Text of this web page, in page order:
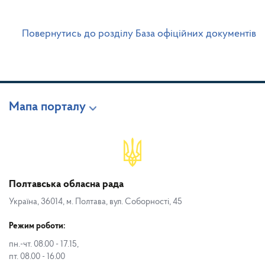
Повернутись до розділу База офіційних документів
Мапа порталу
Полтавська обласна рада
Україна, 36014, м. Полтава, вул. Соборності, 45
Режим роботи:
пн.-чт. 08.00 - 17.15,
пт. 08.00 - 16.00